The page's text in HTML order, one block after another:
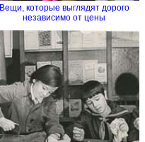
Вещи, которые выглядят дорого
независимо от цены